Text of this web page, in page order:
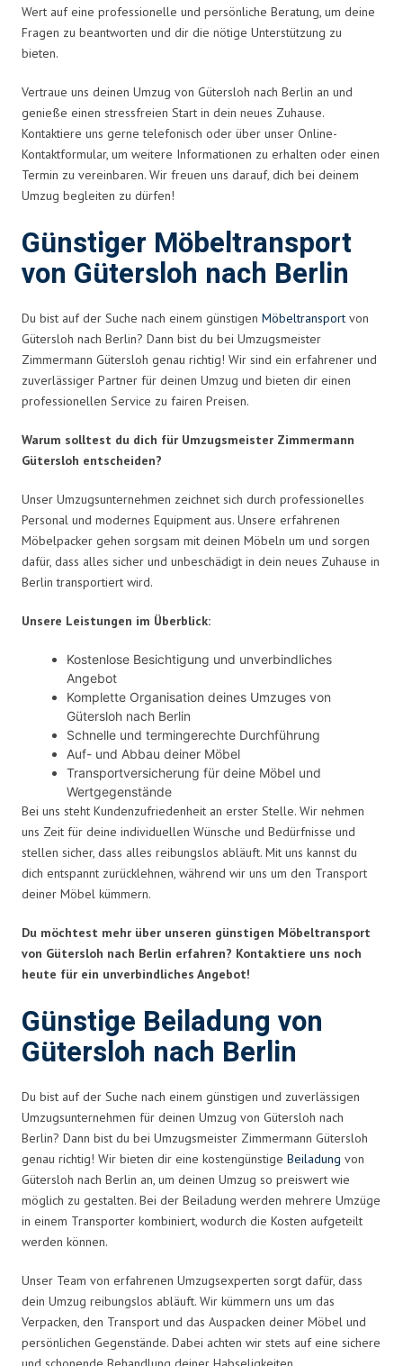
Wert auf eine professionelle und persönliche Beratung, um deine
Fragen zu beantworten und dir die nötige Unterstützung zu
bieten.
Vertraue uns deinen Umzug von Gütersloh nach Berlin an und
genieße einen stressfreien Start in dein neues Zuhause.
Kontaktiere uns gerne telefonisch oder über unser Online-
Kontaktformular, um weitere Informationen zu erhalten oder einen
Termin zu vereinbaren. Wir freuen uns darauf, dich bei deinem
Umzug begleiten zu dürfen!
Günstiger Möbeltransport
von Gütersloh nach Berlin
Du bist auf der Suche nach einem günstigen Möbeltransport von
Gütersloh nach Berlin? Dann bist du bei Umzugsmeister
Zimmermann Gütersloh genau richtig! Wir sind ein erfahrener und
zuverlässiger Partner für deinen Umzug und bieten dir einen
professionellen Service zu fairen Preisen.
Warum solltest du dich für Umzugsmeister Zimmermann
Gütersloh entscheiden?
Unser Umzugsunternehmen zeichnet sich durch professionelles
Personal und modernes Equipment aus. Unsere erfahrenen
Möbelpacker gehen sorgsam mit deinen Möbeln um und sorgen
dafür, dass alles sicher und unbeschädigt in dein neues Zuhause in
Berlin transportiert wird.
Unsere Leistungen im Überblick:
Kostenlose Besichtigung und unverbindliches
Angebot
Komplette Organisation deines Umzuges von
Gütersloh nach Berlin
Schnelle und termingerechte Durchführung
Auf- und Abbau deiner Möbel
Transportversicherung für deine Möbel und
Wertgegenstände
Bei uns steht Kundenzufriedenheit an erster Stelle. Wir nehmen
uns Zeit für deine individuellen Wünsche und Bedürfnisse und
stellen sicher, dass alles reibungslos abläuft. Mit uns kannst du
dich entspannt zurücklehnen, während wir uns um den Transport
deiner Möbel kümmern.
Du möchtest mehr über unseren günstigen Möbeltransport
von Gütersloh nach Berlin erfahren? Kontaktiere uns noch
heute für ein unverbindliches Angebot!
Günstige Beiladung von
Gütersloh nach Berlin
Du bist auf der Suche nach einem günstigen und zuverlässigen
Umzugsunternehmen für deinen Umzug von Gütersloh nach
Berlin? Dann bist du bei Umzugsmeister Zimmermann Gütersloh
genau richtig! Wir bieten dir eine kostengünstige Beiladung von
Gütersloh nach Berlin an, um deinen Umzug so preiswert wie
möglich zu gestalten. Bei der Beiladung werden mehrere Umzüge
in einem Transporter kombiniert, wodurch die Kosten aufgeteilt
werden können.
Unser Team von erfahrenen Umzugsexperten sorgt dafür, dass
dein Umzug reibungslos abläuft. Wir kümmern uns um das
Verpacken, den Transport und das Auspacken deiner Möbel und
persönlichen Gegenstände. Dabei achten wir stets auf eine sichere